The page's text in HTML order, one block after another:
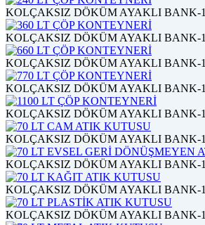
KOLÇAKSIZ DÖKÜM AYAKLI BANK-1
KOLÇAKSIZ DÖKÜM AYAKLI BANK-1
KOLÇAKSIZ DÖKÜM AYAKLI BANK-1
KOLÇAKSIZ DÖKÜM AYAKLI BANK-1
KOLÇAKSIZ DÖKÜM AYAKLI BANK-1
KOLÇAKSIZ DÖKÜM AYAKLI BANK-1
KOLÇAKSIZ DÖKÜM AYAKLI BANK-1
KOLÇAKSIZ DÖKÜM AYAKLI BANK-1
KOLÇAKSIZ DÖKÜM AYAKLI BANK-1